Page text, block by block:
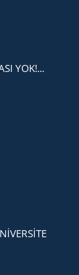
YOK!...